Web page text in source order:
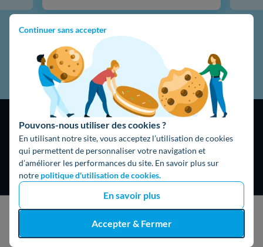
Continuer sans accepter
Pouvons-nous utiliser des cookies ?
En utilisant notre site, vous acceptez l’utilisation de cookies
qui permettent de personnaliser votre navigation et
d’améliorer les performances du site. En savoir plus sur
notre politique d'utilisation de cookies.
En savoir plus
Accepter & Fermer
J'obtiens un devis gratuit
4,9